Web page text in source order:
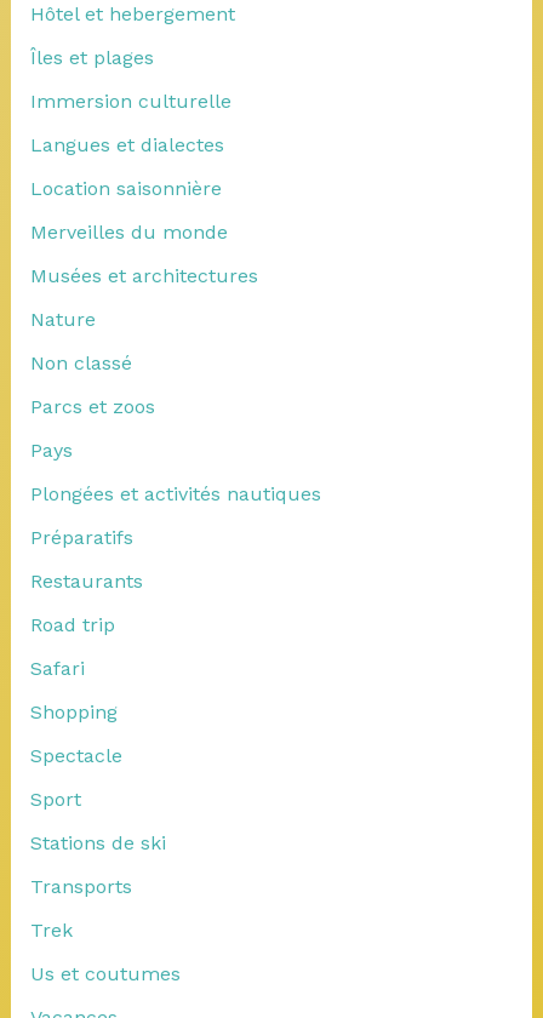
Hôtel et hebergement
Îles et plages
Immersion culturelle
Langues et dialectes
Location saisonnière
Merveilles du monde
Musées et architectures
Nature
Non classé
Parcs et zoos
Pays
Plongées et activités nautiques
Préparatifs
Restaurants
Road trip
Safari
Shopping
Spectacle
Sport
Stations de ski
Transports
Trek
Us et coutumes